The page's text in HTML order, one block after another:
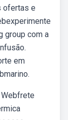
ofertas e
group com a
em